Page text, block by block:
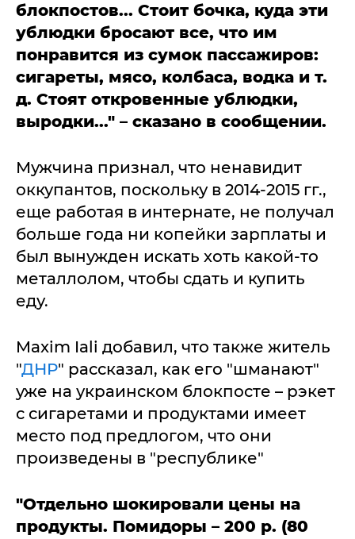
блокпостов... Стоит бочка, куда эти
ублюдки бросают все, что им
понравится из сумок пассажиров:
сигареты, мясо, колбаса, водка и т.
д. Стоят откровенные ублюдки,
выродки..." – сказано в сообщении.
Мужчина признал, что ненавидит
оккупантов, поскольку в 2014-2015 гг.,
еще работая в интернате, не получал
больше года ни копейки зарплаты и
был вынужден искать хоть какой-то
металлолом, чтобы сдать и купить
еду.
Maxim Iali добавил, что также житель
"ДНР" рассказал, как его "шманают"
уже на украинском блокпосте – рэкет
с сигаретами и продуктами имеет
место под предлогом, что они
произведены в "республике"
"Отдельно шокировали цены на
продукты. Помидоры – 200 р. (80